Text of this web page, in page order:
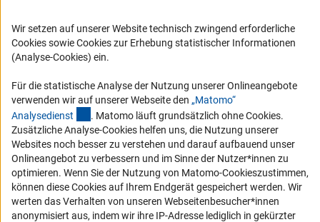
Logo und Corporate Design
RSS-Feeds
Compliance
Vergabeverfahren
Barrierefreiheit
Service und Informationen für Menschen mit Behinderungen
Erklärung zur Barrierefreiheit
Barriere melden
DFG-aktuell
Wir setzen auf unserer Website technisch zwingend erforderliche
Cookies sowie Cookies zur Erhebung statistischer Informationen
(Analyse-Cookies) ein.
Für die statistische Analyse der Nutzung unserer Onlineangebote
verwenden wir auf unserer Webseite den „Matomo“
Analysedienst (externer Link)
. Matomo läuft grundsätzlich ohne Cookies.
Zusätzliche Analyse-Cookies helfen uns, die Nutzung unserer
Websites noch besser zu verstehen und darauf aufbauend unser
Onlineangebot zu verbessern und im Sinne der Nutzer*innen zu
optimieren. Wenn Sie der Nutzung von Matomo-Cookieszustimmen,
können diese Cookies auf Ihrem Endgerät gespeichert werden. Wir
werten das Verhalten von unseren Webseitenbesucher*innen
anonymisiert aus, indem wir ihre IP-Adresse lediglich in gekürzter